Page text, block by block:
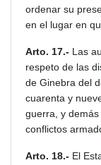
ordenar su
en el lugar en
Arto. 17.- Las
respeto de las
de Ginebra del
cuarenta y
guerra, y
conflictos
Arto. 18.- El